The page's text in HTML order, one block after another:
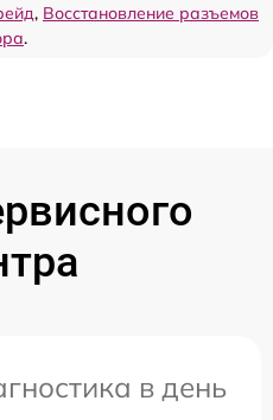
, Восстановление разъемов
.
в день